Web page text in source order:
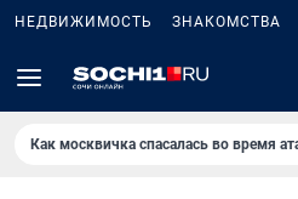
НЕДВИЖИМОСТЬ ЗНАКОМСТВА
Как москвичка спасалась во время